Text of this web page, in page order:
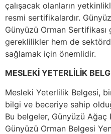
çalışacak olanların
resmi sertifikalardır.
Günyüzü Orman
gereklilikler hem de
sağlamak için önemlidir.
MESLEKİ YETERLİLİK
Mesleki Yeterlilik Belgesi,
bilgi ve beceriye sahip
Bu belgeler, Günyüzü Ağaç
Günyüzü Orman Belgesi